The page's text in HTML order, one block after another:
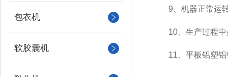
包衣机
软胶囊机
9、机器正常运转
10、生产过程中必
11、平板铝塑铝